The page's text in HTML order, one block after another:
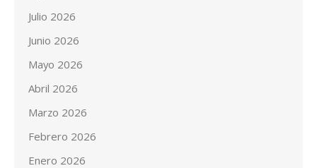
Julio 2026
Junio 2026
Mayo 2026
Abril 2026
Marzo 2026
Febrero 2026
Enero 2026